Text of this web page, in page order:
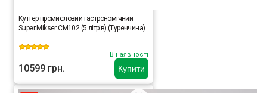
Купити
Куттер промисловий гастрономічний
Super Mikser CM102 (5 літрів) (Туреччина)
В наявності
10599 грн.